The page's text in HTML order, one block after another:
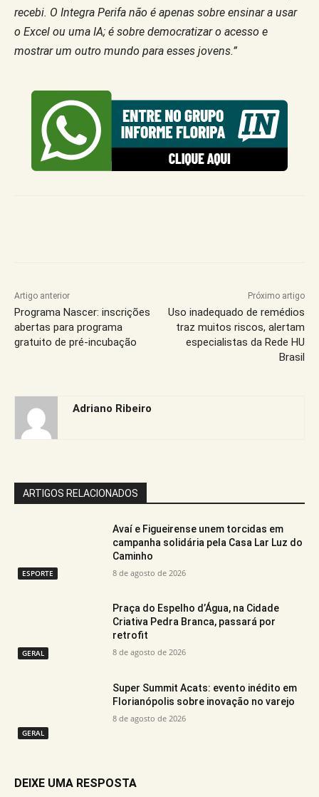
recebi. O Integra Perifa não é apenas sobre ensinar a usar
o Excel ou uma IA; é sobre democratizar o acesso e
mostrar um outro mundo para esses jovens.”
Artigo anterior
Programa Nascer: inscrições
abertas para programa
gratuito de pré-incubação
Próximo artigo
Uso inadequado de remédios
traz muitos riscos, alertam
especialistas da Rede HU
Brasil
Adriano Ribeiro
ARTIGOS RELACIONADOS
ESPORTE
Avaí e Figueirense unem torcidas em
campanha solidária pela Casa Lar Luz do
Caminho
8 de agosto de 2026
GERAL
Praça do Espelho d’Água, na Cidade
Criativa Pedra Branca, passará por
retrofit
8 de agosto de 2026
GERAL
Super Summit Acats: evento inédito em
Florianópolis sobre inovação no varejo
8 de agosto de 2026
DEIXE UMA RESPOSTA